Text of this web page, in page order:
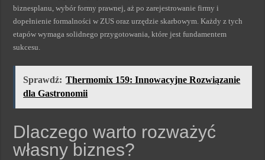
biznesplanu, wybór formy prawnej, aż po zarejestrowanie firmy i
dopełnienie formalności w ZUS oraz urzędzie skarbowym. Każdy z tych
etapów wymaga solidnego przygotowania, które jest fundamentem
sukcesu.
Sprawdź: Thermomix 159: Innowacyjne Rozwiązanie
dla Gastronomii
Dlaczego warto rozważyć
własny biznes?